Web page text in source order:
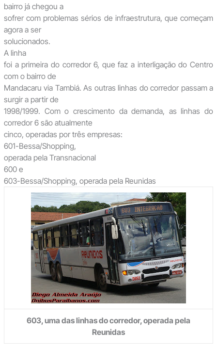
bairro já chegou a
sofrer com problemas sérios de infraestrutura, que começam
agora a ser
solucionados.
A linha
foi a primeira do corredor 6, que faz a interligação do Centro
com o bairro de
Mandacaru via Tambiá. As outras linhas do corredor passam a
surgir a partir de
1998/1999. Com o crescimento da demanda, as linhas do
corredor 6 são atualmente
cinco, operadas por três empresas:
601-Bessa/Shopping,
operada pela Transnacional
600 e
603-Bessa/Shopping, operada pela Reunidas
603, uma das linhas do corredor, operada pela
Reunidas